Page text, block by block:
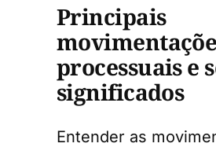
Principais
processuais e
significados
Entender as